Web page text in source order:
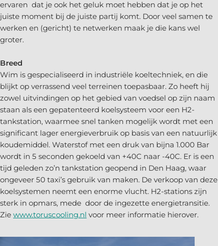
ervaren dat je ook het geluk moet hebben dat je op het
juiste moment bij de juiste partij komt. Door veel samen te
werken en (gericht) te netwerken maak je die kans wel
groter.
Breed
Wim is gespecialiseerd in industriële koeltechniek, en die
blijkt op verrassend veel terreinen toepasbaar. Zo heeft hij
zowel uitvindingen op het gebied van voedsel op zijn naam
staan als een gepatenteerd koelsysteem voor een H2-
tankstation, waarmee snel tanken mogelijk wordt met een
significant lager energieverbruik op basis van een natuurlijk
koudemiddel. Waterstof met een druk van bijna 1.000 Bar
wordt in 5 seconden gekoeld van +40C naar -40C. Er is een
tijd geleden zo’n tankstation geopend in Den Haag, waar
ongeveer 50 taxi’s gebruik van maken. De verkoop van deze
koelsystemen neemt een enorme vlucht. H2-stations zijn
sterk in opmars, mede door de ingezette energietransitie.
Zie www.toruscooling.nl voor meer informatie hierover.